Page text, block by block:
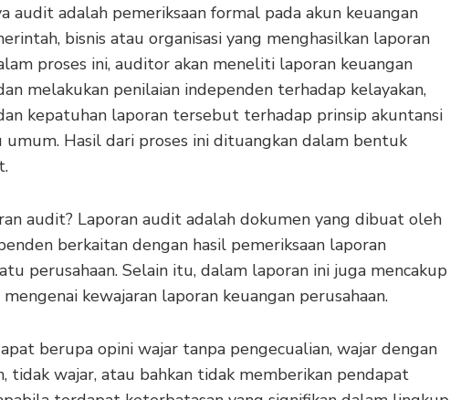
audit adalah pemeriksaan formal pada akun keuangan
bisnis atau organisasi yang menghasilkan laporan
proses ini, auditor akan meneliti laporan keuangan
melakukan penilaian independen terhadap kelayakan,
kepatuhan laporan tersebut terhadap prinsip akuntansi
umum. Hasil dari proses ini dituangkan dalam bentuk
audit? Laporan audit adalah dokumen yang dibuat oleh
berkaitan dengan hasil pemeriksaan laporan
perusahaan. Selain itu, dalam laporan ini juga mencakup
kewajaran laporan keuangan perusahaan.
berupa opini wajar tanpa pengecualian, wajar dengan
tidak wajar, atau bahkan tidak memberikan pendapat